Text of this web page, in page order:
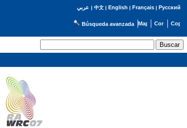
عربي | 中文| English | Français| Русский
Búsqueda avanzada